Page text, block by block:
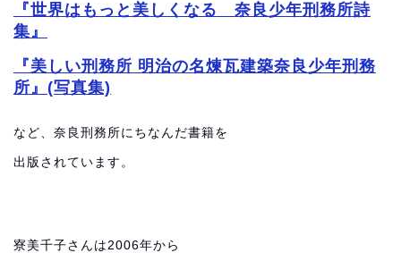
『世界はもっと美しくなる 奈良少年刑務所詩
集』
『美しい刑務所 明治の名煉瓦建築奈良少年刑務
所』(写真集)
など、奈良刑務所にちなんだ書籍を
出版されています。
寮美千子さんは2006年から